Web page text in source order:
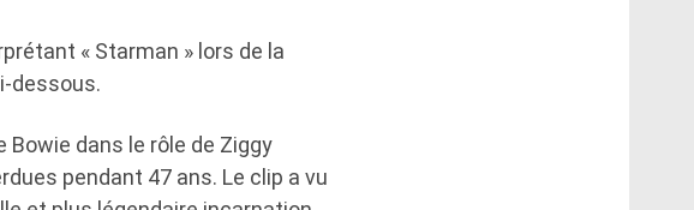
« Starman » lors de la
dessous.
Bowie dans le rôle de Ziggy
pendant 47 ans. Le clip a vu